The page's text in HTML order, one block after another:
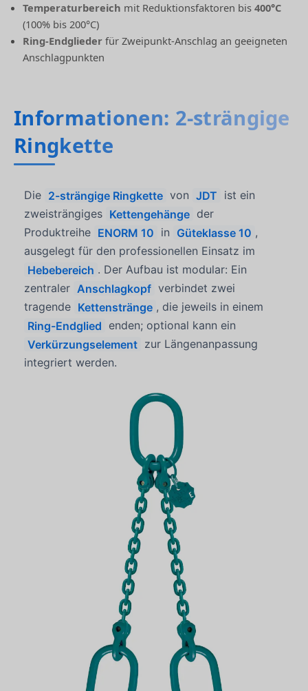
Temperaturbereich mit Reduktionsfaktoren bis400°C
(100% bis 200°C)
Ring-Endglieder für Zweipunkt-Anschlag an geeigneten
Anschlagpunkten
Informationen: 2-strängige
Ringkette
Die 2-strängige Ringkette von JDT ist ein
zweisträngiges Kettengehänge der
Produktreihe ENORM 10 in Güteklasse 10 ,
ausgelegt für den professionellen Einsatz im
Hebebereich . Der Aufbau ist modular: Ein
zentraler Anschlagkopf verbindet zwei
tragende Kettenstränge , die jeweils in einem
Ring-Endglied enden; optional kann ein
Verkürzungselement zur Längenanpassung
integriert werden.